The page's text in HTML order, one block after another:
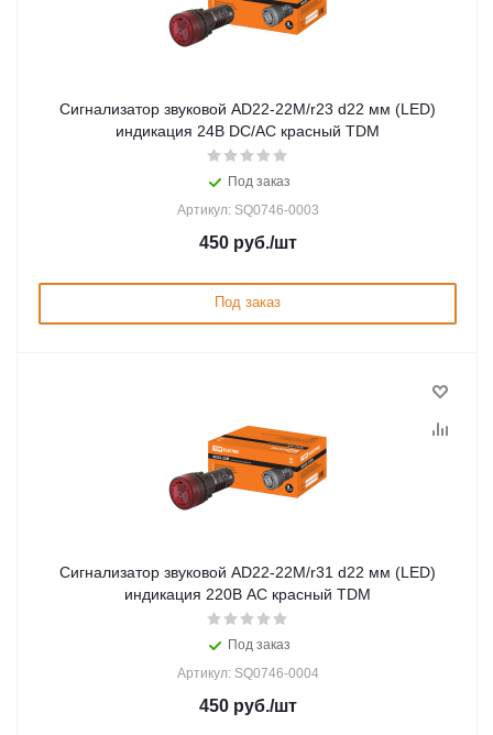
Сигнализатор звуковой AD22-22M/r23 d22 мм (LED)
индикация 24В DC/AC красный TDM
Под заказ
Артикул: SQ0746-0003
450руб./шт
Под заказ
Сигнализатор звуковой AD22-22M/r31 d22 мм (LED)
индикация 220В AC красный TDM
Под заказ
Артикул: SQ0746-0004
450руб./шт